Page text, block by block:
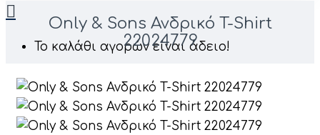
Το καλάθι αγορών είναι άδειο!
Only & Sons Ανδρικό T-Shirt
22024779